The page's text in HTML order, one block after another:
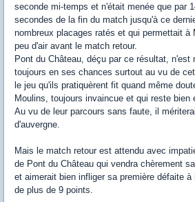
seconde mi-temps et n'était menée que par
secondes de la fin du match jusqu'à ce
nombreux placages ratés et qui permettait à
peu d'air avant le match retour.
Pont du Château, déçu par ce résultat, n'est
toujours en ses chances surtout au vu de
le jeu qu'ils pratiquèrent fit quand même
Moulins, toujours invaincue et qui reste bien
Au vu de leur parcours sans faute, il
d'auvergne.
Mais le match retour est attendu avec
de Pont du Château qui vendra chèrement
et aimerait bien infliger sa première défaite à
de plus de 9 points.